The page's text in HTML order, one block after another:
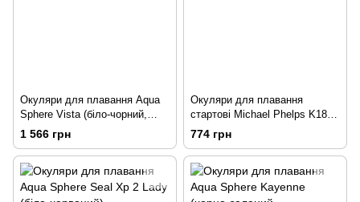
Окуляри для плавання Aqua
Sphere Vista (біло-чорний,
прозорі лінзи)
1 566 грн
Окуляри для плавання
стартові Michael Phelps K180
(біло-чорний, сині лінзи)
774 грн